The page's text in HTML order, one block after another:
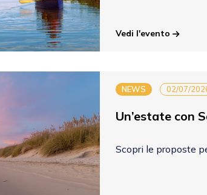
Vedi l'evento
NEWS 02/07/
Un’estate con
Scopri le proposte